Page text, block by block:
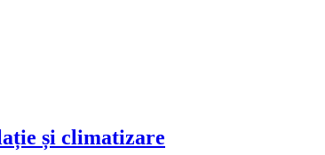
și climatizare